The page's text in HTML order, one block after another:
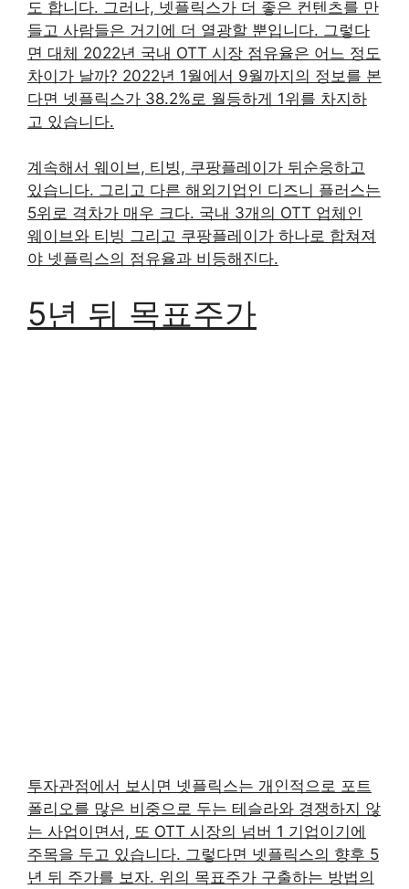
도 합니다. 그러나, 넷플릭스가 더 좋은 컨텐츠를 만
들고 사람들은 거기에 더 열광할 뿐입니다. 그렇다
면 대체 2022년 국내 OTT 시장 점유율은 어느 정도
차이가 날까? 2022년 1월에서 9월까지의 정보를 본
다면 넷플릭스가 38.2%로 월등하게 1위를 차지하
고 있습니다.
계속해서 웨이브, 티빙, 쿠팡플레이가 뒤순응하고
있습니다. 그리고 다른 해외기업인 디즈니 플러스는
5위로 격차가 매우 크다. 국내 3개의 OTT 업체인
웨이브와 티빙 그리고 쿠팡플레이가 하나로 합쳐져
야 넷플릭스의 점유율과 비등해진다.
5년 뒤 목표주가
투자관점에서 보시면 넷플릭스는 개인적으로 포트
폴리오를 많은 비중으로 두는 테슬라와 경쟁하지 않
는 사업이면서, 또 OTT 시장의 넘버 1 기업이기에
주목을 두고 있습니다. 그렇다면 넷플릭스의 향후 5
년 뒤 주가를 보자. 위의 목표주가 구출하는 방법의